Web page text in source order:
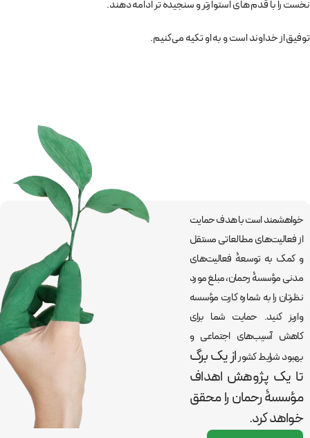
نخست را با قدم ‎های استوارتر و سنجیده تر ادامه دهند.
توفیق از خداوند است و به او تکیه می‌کنیم.
خواهشمند است با هدف حمایت
از فعالیت‌های مطالعاتی مستقل
و کمک به توسعۀ فعالیت‌های
مدنی مؤسسۀ رحمان، مبلغ مورد
نظرتان را به شماره کارت مؤسسه
واریز کنید. حمایت شما برای
کاهش آسیب‌های اجتماعی و
بهبود شرایط کشوراز یک برگ
تا یک پژوهش اهداف
مؤسسۀ رحمان رامحقق
خواهد کرد.